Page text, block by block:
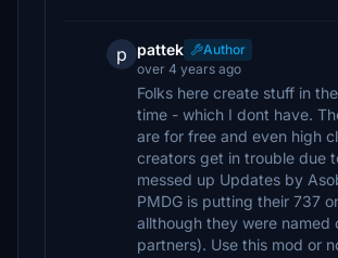
p pattek
Author
over 4 years ago
Folks here create stuff in
time - which I dont have.
are for free and even high
creators get in trouble due
messed up Updates by
PMDG is putting their 737
allthough they were named
partners). Use this mod or